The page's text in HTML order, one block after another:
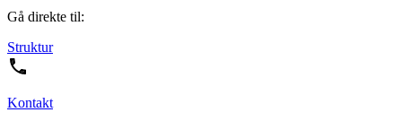
Gå direkte til:
Struktur
Kontakt